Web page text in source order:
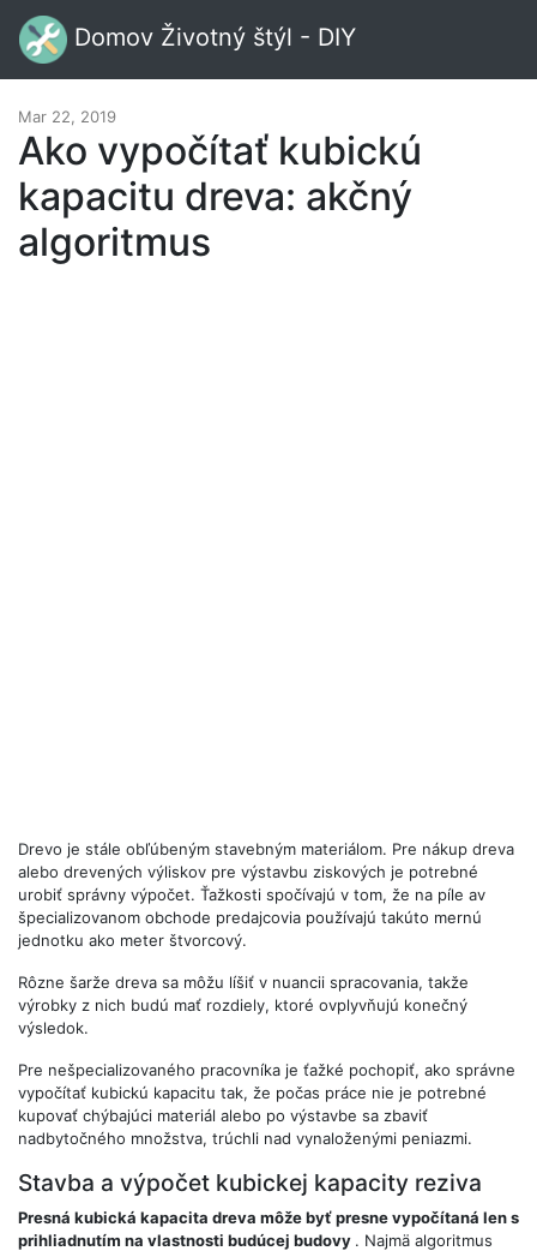
Domov Životný štýl - DIY
Mar 22, 2019
Ako vypočítať kubickú
kapacitu dreva: akčný
algoritmus
Drevo je stále obľúbeným stavebným materiálom. Pre nákup dreva
alebo drevených výliskov pre výstavbu ziskových je potrebné
urobiť správny výpočet. Ťažkosti spočívajú v tom, že na píle av
špecializovanom obchode predajcovia používajú takúto mernú
jednotku ako meter štvorcový.
Rôzne šarže dreva sa môžu líšiť v nuancii spracovania, takže
výrobky z nich budú mať rozdiely, ktoré ovplyvňujú konečný
výsledok.
Pre nešpecializovaného pracovníka je ťažké pochopiť, ako správne
vypočítať kubickú kapacitu tak, že počas práce nie je potrebné
kupovať chýbajúci materiál alebo po výstavbe sa zbaviť
nadbytočného množstva, trúchli nad vynaloženými peniazmi.
Stavba a výpočet kubickej kapacity reziva
Presná kubická kapacita dreva môže byť presne vypočítaná len s
prihliadnutím na vlastnosti budúcej budovy . Najmä algoritmus